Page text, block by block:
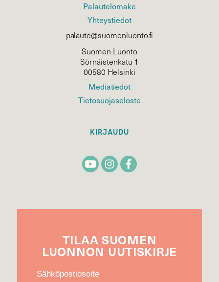
Palautelomake
Yhteystiedot
palaute@suomenluonto.fi
Suomen Luonto
Sörnäistenkatu 1
00580 Helsinki
Mediatiedot
Tietosuojaseloste
KIRJAUDU
TILAA SUOMEN
LUONNON UUTIS­KIRJE
Sähköpostiosoite